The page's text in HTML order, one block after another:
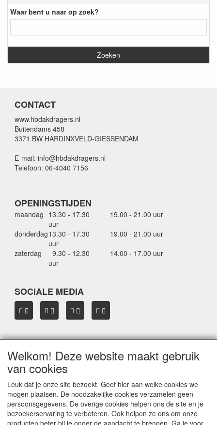
Waar bent u naar op zoek?
CONTACT
www.hbdakdragers.nl
Buitendams 458
3371 BW HARDINXVELD-GIESSENDAM
E-mail: info@hbdakdragers.nl
Telefoon: 06-4040 7156
OPENINGSTIJDEN
maandag 13.30 - 17.30
uur
19.00 - 21.00 uur
donderdag13.30 - 17.30
uur
19.00 - 21.00 uur
zaterdag
9.30 - 12.30
uur
14.00 - 17.00 uur
SOCIALE MEDIA
OVER HBDAKDRAGERS.NL
Dakkoffer verhuur Hardinxveld-Giessendam
Verkoop dakkoffers en skiboxen
Onze merken
Herroepingslink aanvragen
Welkom! Deze website maakt gebruik
van cookies
Leuk dat je onze site bezoekt. Geef hier aan welke cookies we
mogen plaatsen. De noodzakelijke cookies verzamelen geen
persoonsgegevens. De overige cookies helpen ons de site en je
bezoekerservaring te verbeteren. Ook helpen ze ons om onze
producten beter bij je onder de aandacht te brengen. Ga je voor